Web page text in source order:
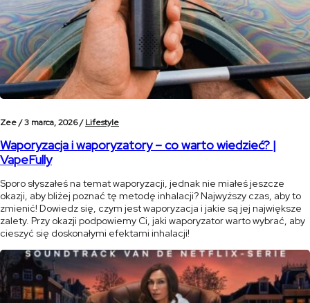
Zee /3 marca, 2026 /Lifestyle
Waporyzacja i waporyzatory – co warto wiedzieć? |
VapeFully
Sporo słyszałeś na temat waporyzacji, jednak nie miałeś jeszcze
okazji, aby bliżej poznać tę metodę inhalacji? Najwyższy czas, aby to
zmienić! Dowiedz się, czym jest waporyzacja i jakie są jej największe
zalety. Przy okazji podpowiemy Ci, jaki waporyzator warto wybrać, aby
cieszyć się doskonałymi efektami inhalacji!